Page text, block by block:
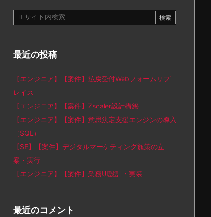
最近の投稿
【エンジニア】【案件】払戻受付Webフォームリプ
レイス
【エンジニア】【案件】Zscaler設計構築
【エンジニア】【案件】意思決定支援エンジンの導入
（SQL）
【SE】【案件】デジタルマーケティング施策の立
案・実行
【エンジニア】【案件】業務UI設計・実装
最近のコメント